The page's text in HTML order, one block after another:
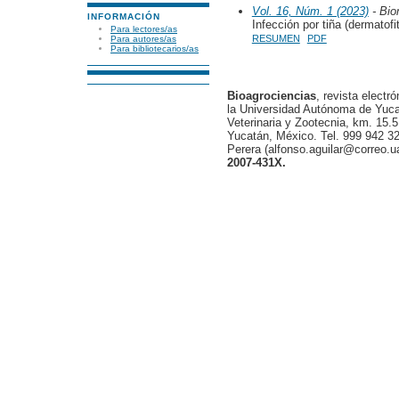
INFORMACIÓN
Para lectores/as
Para autores/as
Para bibliotecarios/as
Vol. 16, Núm. 1 (2023)-
Infección por tiña
RESUMEN PDF
Bioagrociencias, revista
la Universidad Autónoma de
Veterinaria y Zootecnia, km.
Yucatán, México. Tel. 999 942
Perera
2007-431X.